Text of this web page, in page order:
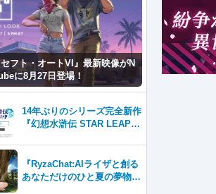
フト・オートVI』最新映像がN
に8月27日登場！
14年ぶりのシリーズ完全新作
『幻想水滸伝 STAR LEAP』
『RyzaChat:AIライザと創る
あなただけのひと夏の夢物